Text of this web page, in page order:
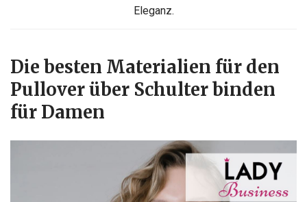
Eleganz.
Die besten Materialien für den
Pullover über Schulter binden
für Damen